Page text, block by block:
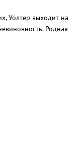
Уолтер выходит на
Родная
устраивают на
настоящего